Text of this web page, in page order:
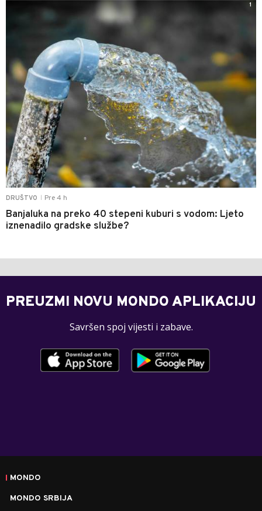
DRUŠTVO Pre 4 h
Banjaluka na preko 40 stepeni kuburi s vodom: Ljeto
iznenadilo gradske službe?
1
PREUZMI NOVU MONDO APLIKACIJU
Savršen spoj vijesti i zabave.
MONDO
MONDO SRBIJA